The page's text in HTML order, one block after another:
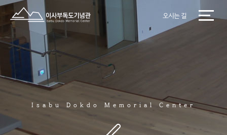
오시는 길
Isabu Dokdo Memorial Center